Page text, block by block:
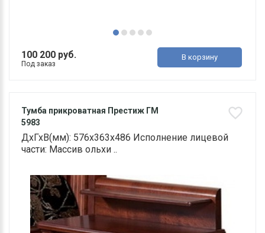
100 200 руб.
Под заказ
В корзину
Тумба прикроватная Престиж ГМ
5983
ДхГхВ(мм): 576х363х486 Исполнение лицевой
части: Массив ольхи ..